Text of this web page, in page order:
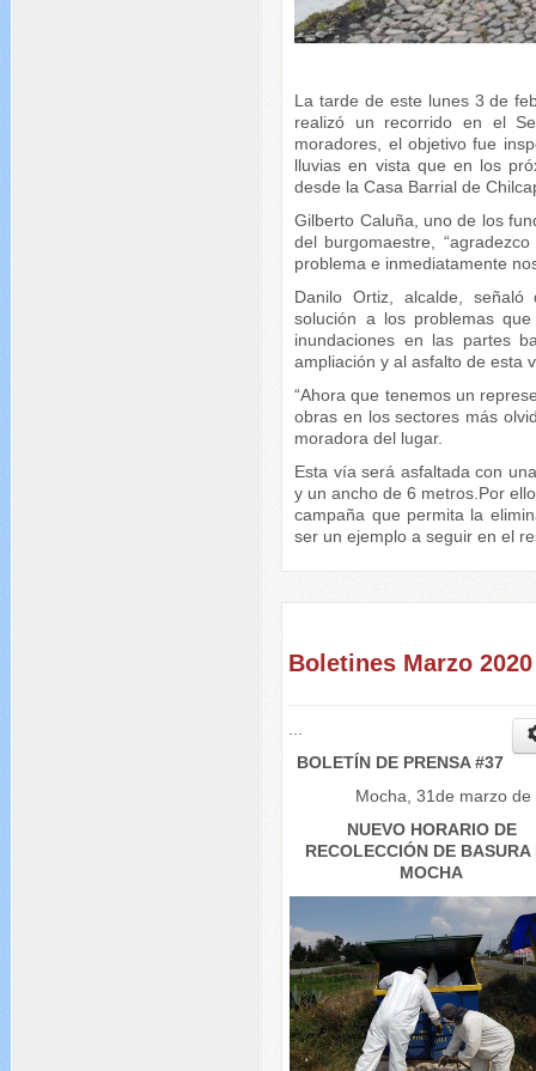
La tarde de este lunes 3 de
realizó un recorrido en el
moradores, el objetivo fue
lluvias en vista que en los
desde la Casa Barrial de
Gilberto Caluña, uno de los
del burgomaestre,
problema e inmediatamente
Danilo Ortiz, alcalde,
solución a los problemas
inundaciones en las partes
ampliación y al asfalto de esta
“Ahora que tenemos un
obras en los sectores más
moradora del lugar.
Esta vía será asfaltada con
y un ancho de 6 metros.Por
campaña que permita la
ser un ejemplo a seguir en el
Boletines Marzo 2020
BOLETÍN DE PRENSA #37
Mocha, 31de marzo de
NUEVO HORARIO DE
RECOLECCIÓN DE BASURA
MOCHA